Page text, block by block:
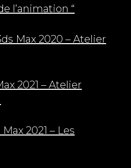
l’animation “
Max 2020 – Atelier
2021 – Atelier
2021 – Les